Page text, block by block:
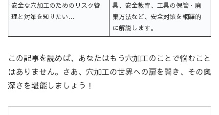
安全な穴加工のためのリスク管
理と対策を知りたい…
具、安全教育、工具の保管・廃
棄方法など、安全対策を網羅的
に解説します。
この記事を読めば、あなたはもう穴加工のことで悩むこと
はありません。さあ、穴加工の世界への扉を開き、その奥
深さを堪能しましょう！